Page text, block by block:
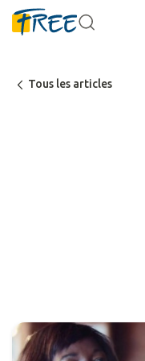
Tous les articles